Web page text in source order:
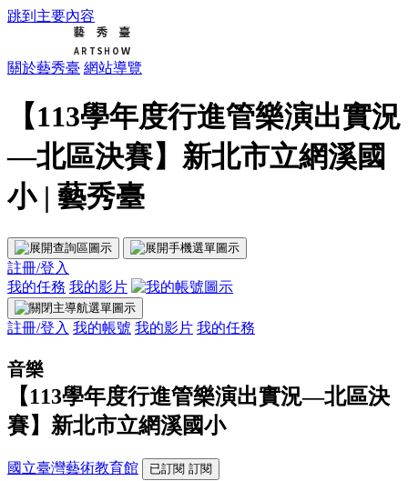
跳到主要內容
關於藝秀臺 網站導覽
【113學年度行進管樂演出實況
—北區決賽】新北市立網溪國
小 | 藝秀臺
註冊/登入
我的任務 我的影片
註冊/登入 我的帳號 我的影片 我的任務
音樂
【113學年度行進管樂演出實況—北區決
賽】新北市立網溪國小
國立臺灣藝術教育館 已訂閱 訂閱